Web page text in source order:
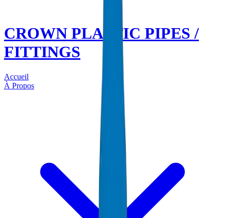
CROWN PLASTIC PIPES /
FITTINGS
Accueil
À Propos